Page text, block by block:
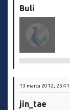
Buli
13 marca 2012, 23:41
jin_tae